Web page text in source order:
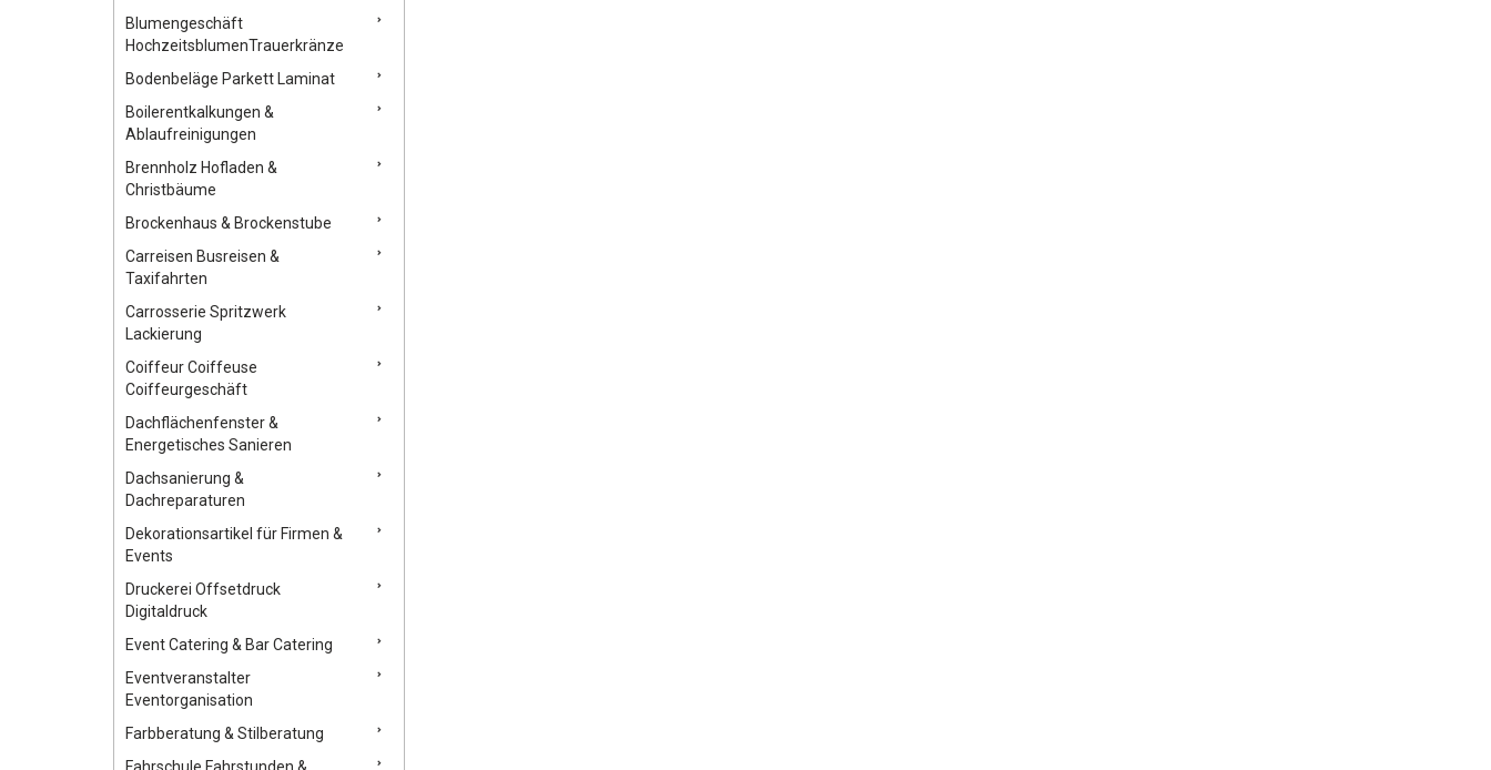
Blumengeschäft
HochzeitsblumenTrauerkränze
Bodenbeläge Parkett Laminat
Boilerentkalkungen &
Ablaufreinigungen
Brennholz Hofladen &
Christbäume
Brockenhaus & Brockenstube
Carreisen Busreisen &
Taxifahrten
Carrosserie Spritzwerk
Lackierung
Coiffeur Coiffeuse
Coiffeurgeschäft
Dachflächenfenster &
Energetisches Sanieren
Dachsanierung &
Dachreparaturen
Dekorationsartikel für Firmen &
Events
Druckerei Offsetdruck
Digitaldruck
Event Catering & Bar Catering
Eventveranstalter
Eventorganisation
Farbberatung & Stilberatung
Fahrschule Fahrstunden &